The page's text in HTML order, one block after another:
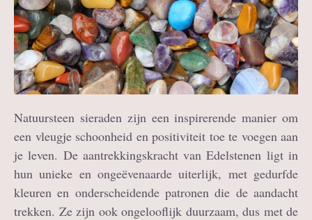
Natuursteen sieraden zijn een inspirerende manier om
een vleugje schoonheid en positiviteit toe te voegen aan
je leven. De aantrekkingskracht van Edelstenen ligt in
hun unieke en ongeëvenaarde uiterlijk, met gedurfde
kleuren en onderscheidende patronen die de aandacht
trekken. Ze zijn ook ongelooflijk duurzaam, dus met de